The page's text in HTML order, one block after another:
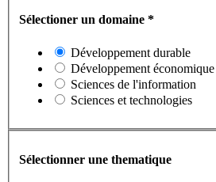
Sélectioner un domaine *
Développement durable
Développement
Sciences de l'information
Sciences et technologies
Sélectionner une thematique